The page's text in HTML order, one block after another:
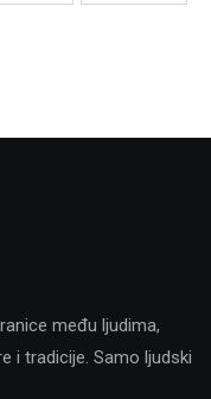
među ljudima,
i tradicije. Samo ljudski